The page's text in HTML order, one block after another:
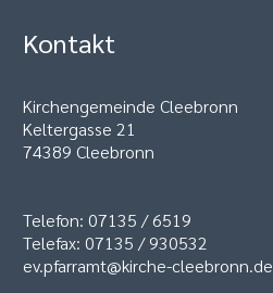
Kontakt
Kirchengemeinde Cleebronn
Keltergasse 21
74389 Cleebronn
Telefon: 07135 / 6519
Telefax: 07135 / 930532
ev.pfarramt@kirche-cleebronn.de